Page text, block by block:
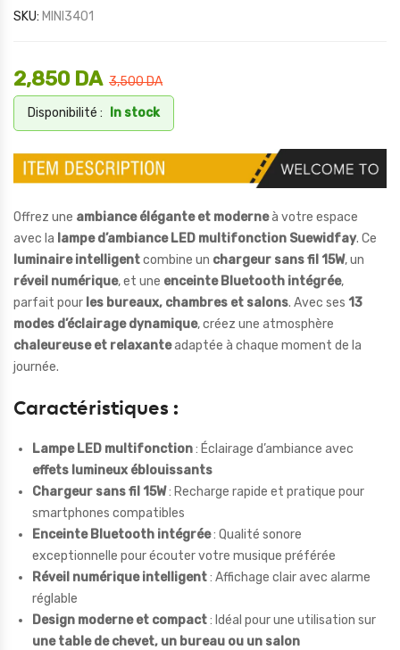
SKU: MINI3401
3,500DA
2,850 DA
Disponibilité : In stock
Offrez une ambiance élégante et moderneà votre espace
avec la lampe d’ambiance LED multifonction Suewidfay. Ce
luminaire intelligentcombine un chargeur sans fil 15W, un
réveil numérique, et une enceinte Bluetooth intégrée,
parfait pour les bureaux, chambres et salons. Avec ses 13
modes d’éclairage dynamique, créez une atmosphère
chaleureuse et relaxanteadaptée à chaque moment de la
journée.
Caractéristiques :
Lampe LED multifonction: Éclairage d’ambiance avec
effets lumineux éblouissants
Chargeur sans fil 15W: Recharge rapide et pratique pour
smartphones compatibles
Enceinte Bluetooth intégrée: Qualité sonore
exceptionnelle pour écouter votre musique préférée
Réveil numérique intelligent: Affichage clair avec alarme
réglable
Design moderne et compact: Idéal pour une utilisation sur
une table de chevet, un bureau ou un salon